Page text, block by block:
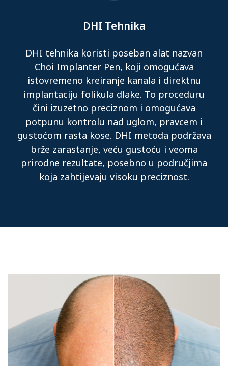
DHI Tehnika
DHI tehnika koristi poseban alat nazvan
Choi Implanter Pen, koji omogućava
istovremeno kreiranje kanala i direktnu
implantaciju folikula dlake. To proceduru
čini izuzetno preciznom i omogućava
potpunu kontrolu nad uglom, pravcem i
gustoćom rasta kose. DHI metoda podržava
brže zarastanje, veću gustoću i veoma
prirodne rezultate, posebno u područjima
koja zahtijevaju visoku preciznost.